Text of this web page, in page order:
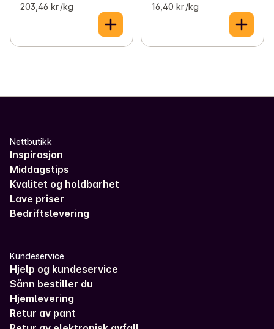
203,46 kr /kg 16,40 kr /kg
Nettbutikk
Inspirasjon
Middagstips
Kvalitet og holdbarhet
Lave priser
Bedriftslevering
Kundeservice
Hjelp og kundeservice
Sånn bestiller du
Hjemlevering
Retur av pant